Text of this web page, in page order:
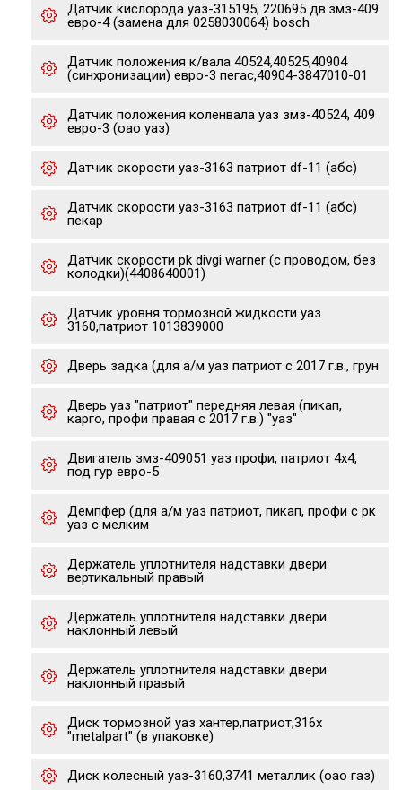
Датчик кислорода уаз-315195, 220695 дв.змз-409
евро-4 (замена для 0258030064) bosch
Датчик положения к/вала 40524,40525,40904
(синхронизации) евро-3 пегас,40904-3847010-01
Датчик положения коленвала уаз змз-40524, 409
евро-3 (оао уаз)
Датчик скорости уаз-3163 патриот df-11 (абс)
Датчик скорости уаз-3163 патриот df-11 (абс)
пекар
Датчик скорости pk divgi warner (с проводом, без
колодки)(4408640001)
Датчик уровня тормозной жидкости уаз
3160,патриот 1013839000
Дверь задка (для а/м уаз патриот с 2017 г.в., грун
Дверь уаз "патриот" передняя левая (пикап,
карго, профи правая с 2017 г.в.) "уаз"
Двигатель змз-409051 уаз профи, патриот 4х4,
под гур евро-5
Демпфер (для а/м уаз патриот, пикап, профи с рк
уаз с мелким
Держатель уплотнителя надставки двери
вертикальный правый
Держатель уплотнителя надставки двери
наклонный левый
Держатель уплотнителя надставки двери
наклонный правый
Диск тормозной уаз хантер,патриот,316x
"metalpart" (в упаковке)
Диск колесный уаз-3160,3741 металлик (оао газ)